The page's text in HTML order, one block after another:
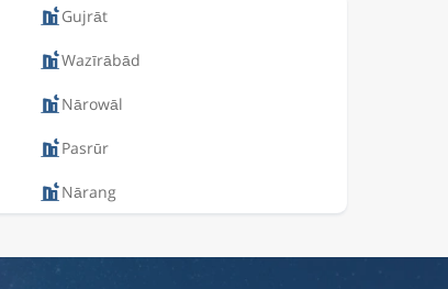
Gujrāt
Wazīrābād
Nārowāl
Pasrūr
Nārang